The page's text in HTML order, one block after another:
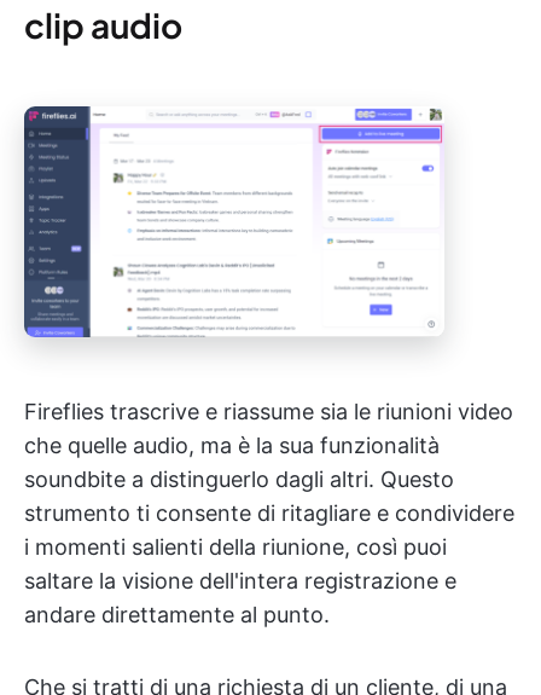
clip audio
Fireflies trascrive e riassume sia le riunioni video
che quelle audio, ma è la sua funzionalità
soundbite a distinguerlo dagli altri. Questo
strumento ti consente di ritagliare e condividere
i momenti salienti della riunione, così puoi
saltare la visione dell'intera registrazione e
andare direttamente al punto.
Che si tratti di una richiesta di un cliente, di una